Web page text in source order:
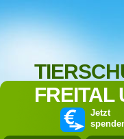
FREITAL
Jetzt